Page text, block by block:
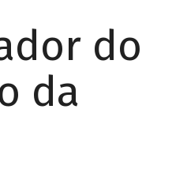
do
da